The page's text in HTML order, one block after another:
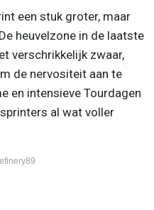
een stuk groter, maar
heuvelzone in de laatste
verschrikkelijk zwaar,
de nervositeit aan te
en intensieve Tourdagen
al wat voller